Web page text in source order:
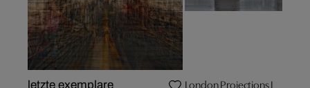
letzte exemplare London Projections I